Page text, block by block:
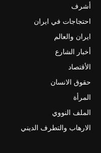
أشرف
احتجاجات في ايران
ايران والعالم
أخبار الشارع
الأقتصاد
حقوق الانسان
المرأة
الملف النووي
الارهاب والتطرف الديني